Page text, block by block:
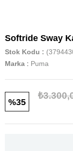
Softride Sway
Stok Kodu
Marka : Puma
35